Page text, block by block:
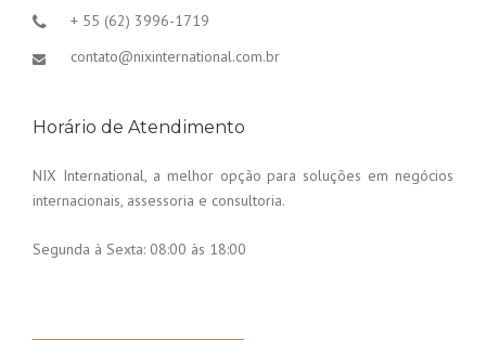
+ 55 (62) 3996-1719
contato@nixinternational.com.br
Horário de Atendimento
NIX International, a melhor opção para soluções em negócios
internacionais, assessoria e consultoria.
Segunda à Sexta: 08:00 às 18:00